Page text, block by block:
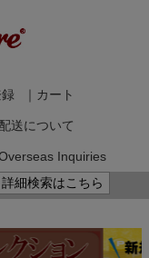
｜カート
配送について
Overseas Inquiries
詳細検索はこちら